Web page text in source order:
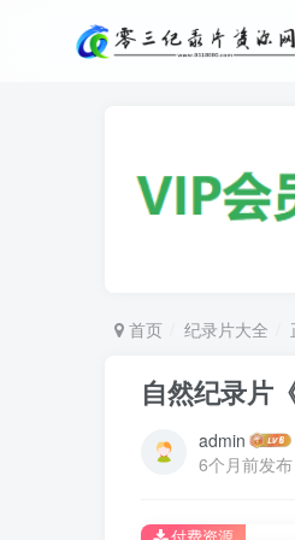
首页 纪录片大全
自然纪录片
admin
6个月前发布